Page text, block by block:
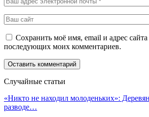
Сохранить моё имя, email и адрес сайта
последующих моих комментариев.
Случайные статьи
«Никто не находил молоденьких»:
разводе…